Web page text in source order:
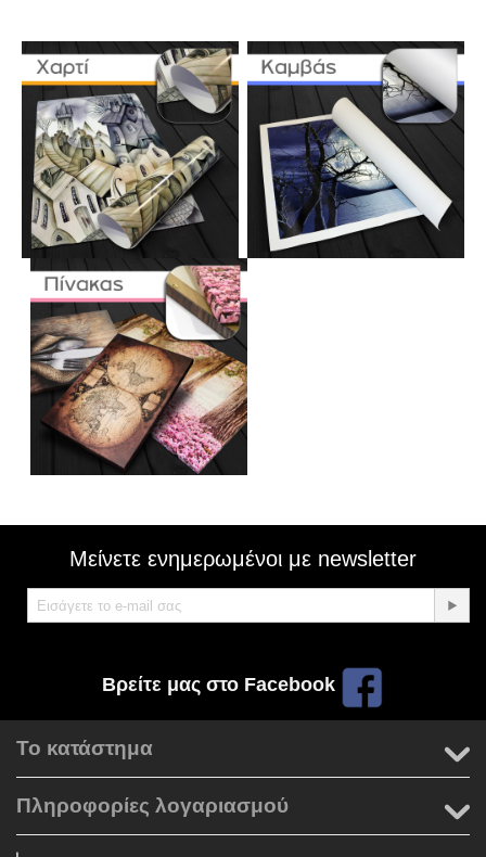
Μείνετε ενημερωμένοι με newsletter
Βρείτε μας στο Facebook
Το κατάστημα
Πληροφορίες λογαριασμού